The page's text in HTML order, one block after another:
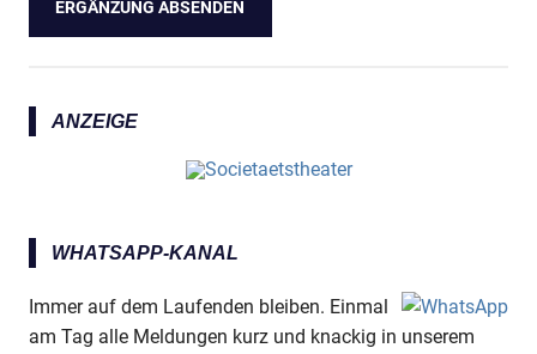
ANZEIGE
WHATSAPP-KANAL
Immer auf dem Laufenden bleiben. Einmal
am Tag alle Meldungen kurz und knackig in unserem